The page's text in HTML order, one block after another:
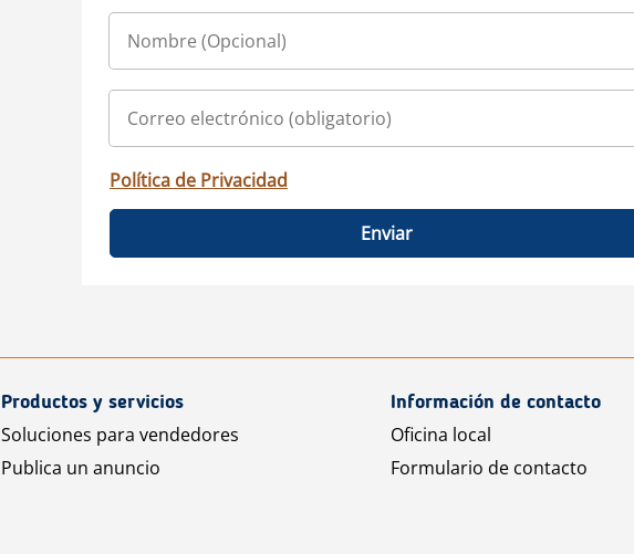
Política de Privacidad
Enviar
Productos y servicios
Soluciones para vendedores
Publica un anuncio
Información de contacto
Oficina local
Formulario de contacto